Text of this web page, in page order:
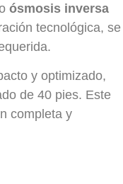
ósmosis inversa
tecnológica, se
y optimizado,
de 40 pies. Este
completa y